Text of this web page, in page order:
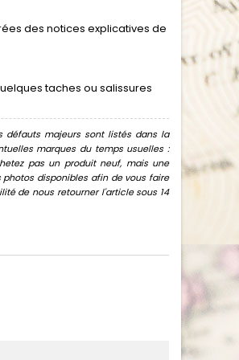
des notices explicatives de
taches ou salissures
défauts majeurs sont listés dans la
marques du temps usuelles :
pas un produit neuf, mais une
disponibles afin de vous faire
de nous retourner l'article sous 14